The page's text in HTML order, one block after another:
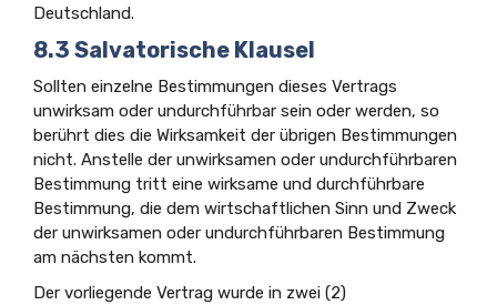
Deutschland.
8.3 Salvatorische Klausel
Sollten einzelne Bestimmungen dieses Vertrags
unwirksam oder undurchführbar sein oder werden, so
berührt dies die Wirksamkeit der übrigen Bestimmungen
nicht. Anstelle der unwirksamen oder undurchführbaren
Bestimmung tritt eine wirksame und durchführbare
Bestimmung, die dem wirtschaftlichen Sinn und Zweck
der unwirksamen oder undurchführbaren Bestimmung
am nächsten kommt.
Der vorliegende Vertrag wurde in zwei (2)